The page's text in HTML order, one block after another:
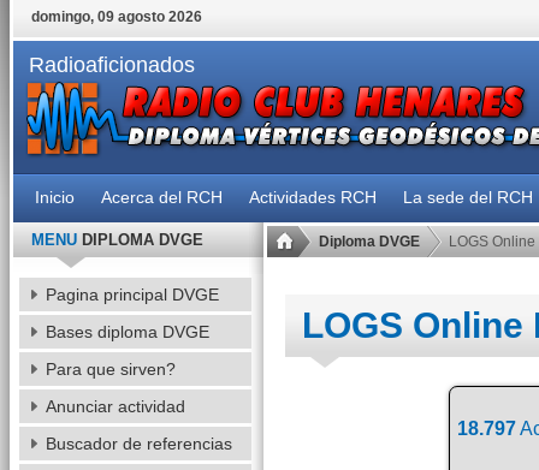
domingo, 09 agosto 2026
Radioaficionados
Inicio Acerca del RCH Actividades RCH La sede del RCH
Diploma DVGE LOGS Online
LOGS Online
18.797
MENUDIPLOMA DVGE
Pagina principal DVGE
Bases diploma DVGE
Para que sirven?
Anunciar actividad
Buscador de referencias